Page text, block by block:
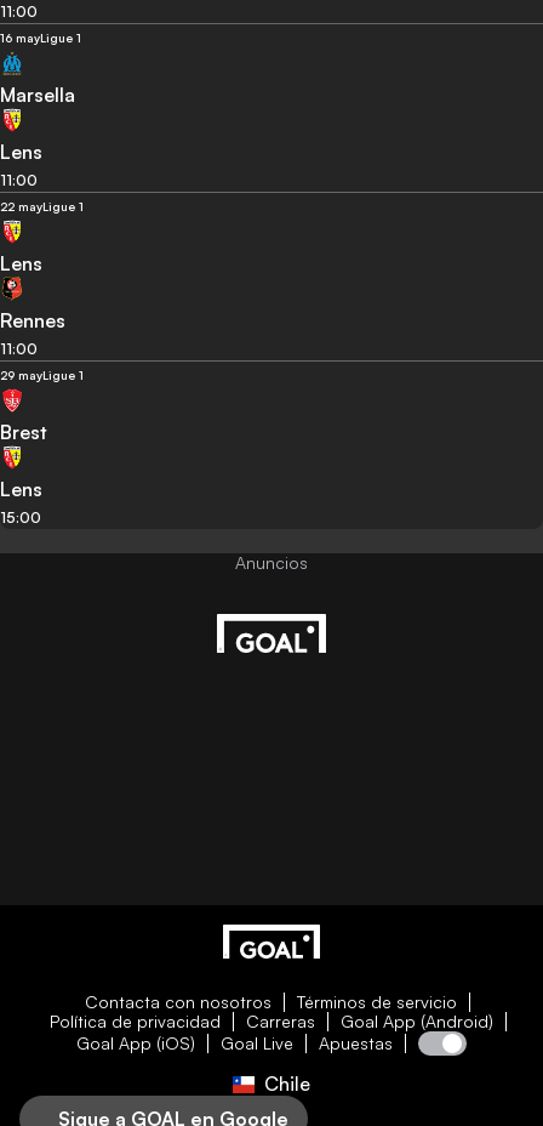
11:00
16 mayLigue 1
Marsella
Lens
11:00
22 mayLigue 1
Lens
Rennes
11:00
29 mayLigue 1
Brest
Lens
15:00
Contacta con nosotros
Términos de servicio
Política de privacidad
Carreras
Goal App (Android)
Goal App (iOS)
Goal Live Apuestas
Chile
Sigue a GOAL en Google